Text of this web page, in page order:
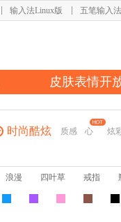
输入法Linux版 五笔输入法
皮肤表情开
时尚酷炫 质感 心 炫
浪漫 四叶草 戒指